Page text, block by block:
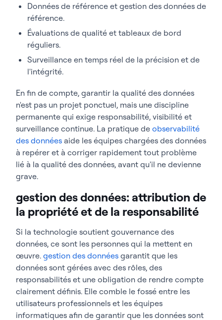
Données de référence et gestion des données de
référence.
Évaluations de qualité et tableaux de bord
réguliers.
Surveillance en temps réel de la précision et de
l'intégrité.
En fin de compte, garantir la qualité des données
n'est pas un projet ponctuel, mais une discipline
permanente qui exige responsabilité, visibilité et
surveillance continue. La pratique de observabilité
des données aide les équipes chargées des données
à repérer et à corriger rapidement tout problème
lié à la qualité des données, avant qu'il ne devienne
grave.
gestion des données: attribution de
la propriété et de la responsabilité
Si la technologie soutient gouvernance des
données, ce sont les personnes qui la mettent en
œuvre. gestion des données garantit que les
données sont gérées avec des rôles, des
responsabilités et une obligation de rendre compte
clairement définis. Elle comble le fossé entre les
utilisateurs professionnels et les équipes
informatiques afin de garantir que les données sont